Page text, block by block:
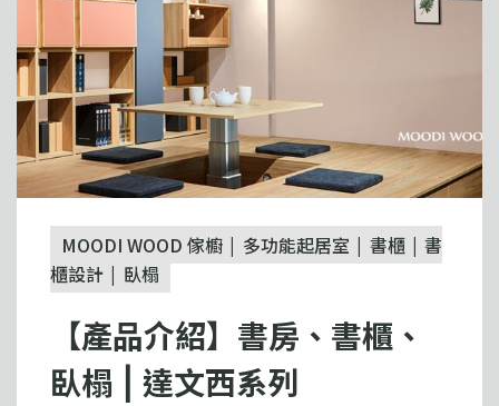
MOODI WOOD 傢櫥 多功能起居室 書櫃
書
櫃設計
臥榻
【產品介紹】書房、書櫃、
臥榻 ⎮ 達文西系列